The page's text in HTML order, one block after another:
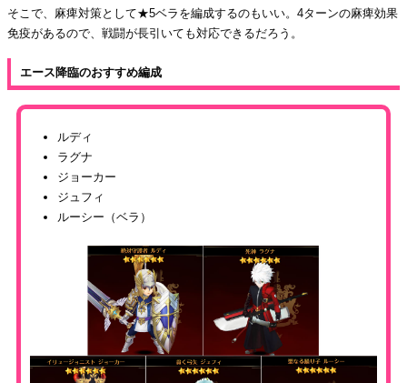
そこで、麻痺対策として★5ベラを編成するのもいい。4ターンの麻痺効果
免疫があるので、戦闘が長引いても対応できるだろう。
エース降臨のおすすめ編成
ルディ
ラグナ
ジョーカー
ジュフィ
ルーシー（ベラ）